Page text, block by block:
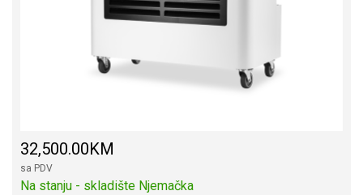
32,500.00KM
sa PDV
Na stanju - skladište Njemačka